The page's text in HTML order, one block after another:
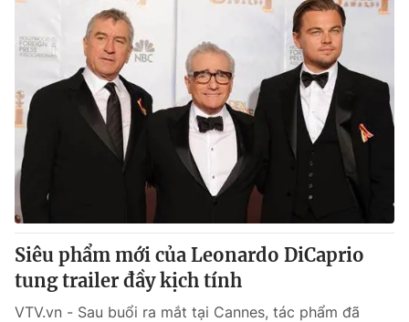
VTV Money VTV Thể thao
VTV Sức khoẻ Bất động sản
Thị trường 24h Tấm lòng Việt
VTV4 Vươn mình bằng AI
VTV9 VTV8
Liên hệ tòa soạn
Siêu phẩm mới của Leonardo DiCaprio
tung trailer đầy kịch tính
VTV.vn - Sau buổi ra mắt tại Cannes, tác phẩm đã